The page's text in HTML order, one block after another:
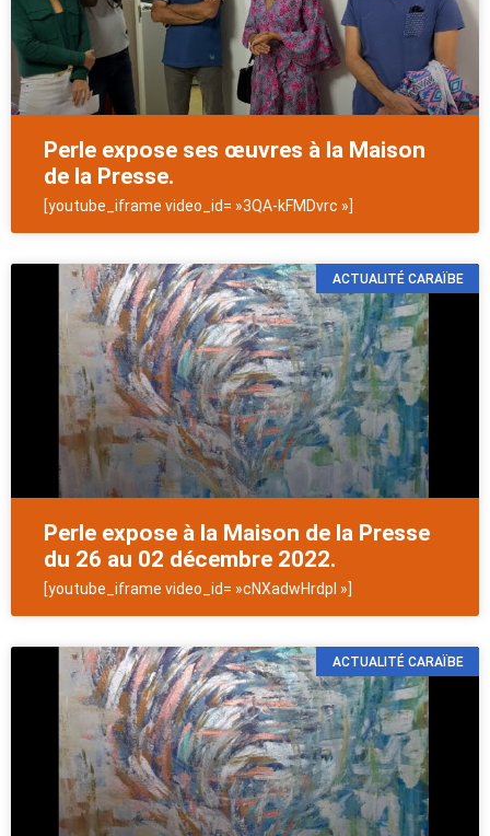
Perle expose ses œuvres à la Maison
de la Presse.
[youtube_iframe video_id= »3QA-kFMDvrc »]
ACTUALITÉ CARAÏBE
Perle expose à la Maison de la Presse
du 26 au 02 décembre 2022.
[youtube_iframe video_id= »cNXadwHrdpI »]
ACTUALITÉ CARAÏBE